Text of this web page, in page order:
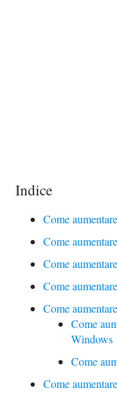
Indice
Come
Come
Come
Come
Come
Come
Windows
Come
Come